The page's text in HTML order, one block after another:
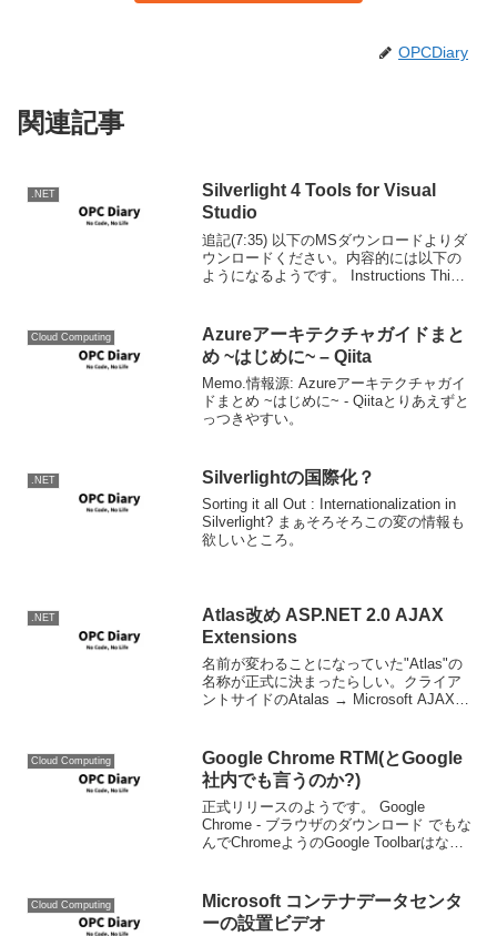
OPCDiary
関連記事
.NET
Silverlight 4 Tools for Visual
Studio
追記(7:35) 以下のMSダウンロードよりダ
ウンロードください。内容的には以下の
ようになるようです。 Instructions This
Cloud Computing
Azureアーキテクチャガイドまと
め ~はじめに~ – Qiita
Memo.情報源: Azureアーキテクチャガイ
ドまとめ ~はじめに~ - Qiitaとりあえずと
っつきやすい。
.NET Silverlightの国際化？
Sorting it all Out : Internationalization in
Silverlight? まぁそろそろこの変の情報も
欲しいところ。
.NET
Atlas改め ASP.NET 2.0 AJAX
Extensions
名前が変わることになっていた"Atlas"の
名称が正式に決まったらしい。クライア
ントサイドのAtalas → Microsoft AJAX
Cloud Computing
Google Chrome RTM(とGoogle
社内でも言うのか?)
正式リリースのようです。 Google
Chrome - ブラウザのダウンロード でもな
んでChromeようのGoogle Toolbarはない
Cloud Computing
Microsoft コンテナデータセンタ
ーの設置ビデオ